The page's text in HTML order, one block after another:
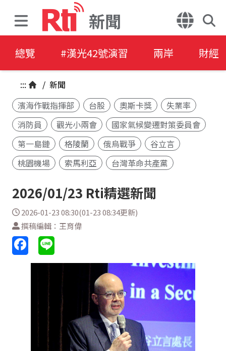
新聞
總覽 #漢光42號演習 兩岸 財經
::: / 新聞
濱海作戰指揮部
台股 奧斯卡獎
失業率
消防員
觀光小兩會
國家氣候變遷對策委員會
第一島鏈
格陵蘭 俄烏戰爭
谷立言
桃園機場
索馬利亞 台灣革命共產黨
2026/01/23 Rti精選新聞
2026-01-23 08:30(01-23 08:34更新)
撰稿編輯：王育偉